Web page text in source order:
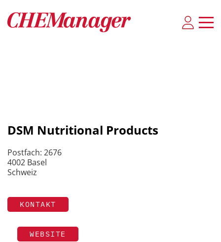
DSM Nutritional Products
Postfach: 2676
4002 Basel
Schweiz
KONTAKT
WEBSITE